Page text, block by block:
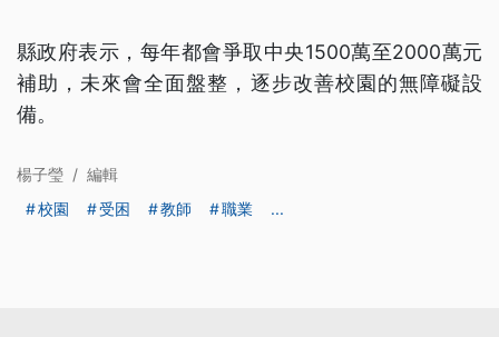
縣政府表示，每年都會爭取中央1500萬至2000萬元
補助，未來會全面盤整，逐步改善校園的無障礙設
備。
楊子瑩 / 編輯
校園
受困 教師 職業 ...